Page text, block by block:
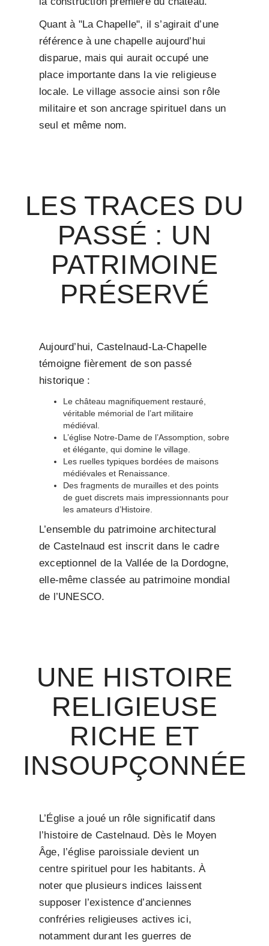
Quant à "La Chapelle", il s’agirait d’une
référence à une chapelle aujourd’hui
disparue, mais qui aurait occupé une
place importante dans la vie religieuse
locale. Le village associe ainsi son rôle
militaire et son ancrage spirituel dans un
seul et même nom.
LES TRACES DU
PASSÉ : UN
PATRIMOINE
PRÉSERVÉ
Aujourd’hui, Castelnaud-La-Chapelle
témoigne fièrement de son passé
historique :
Le château magnifiquement restauré,
véritable mémorial de l’art militaire
médiéval.
L’église Notre-Dame de l’Assomption, sobre
et élégante, qui domine le village.
Les ruelles typiques bordées de maisons
médiévales et Renaissance.
Des fragments de murailles et des points
de guet discrets mais impressionnants pour
les amateurs d’Histoire.
L’ensemble du patrimoine architectural
de Castelnaud est inscrit dans le cadre
exceptionnel de la Vallée de la Dordogne,
elle-même classée au patrimoine mondial
de l’UNESCO.
UNE HISTOIRE
RELIGIEUSE
RICHE ET
INSOUPÇONNÉE
L’Église a joué un rôle significatif dans
l’histoire de Castelnaud. Dès le Moyen
Âge, l’église paroissiale devient un
centre spirituel pour les habitants. À
noter que plusieurs indices laissent
supposer l’existence d’anciennes
confréries religieuses actives ici,
notamment durant les guerres de